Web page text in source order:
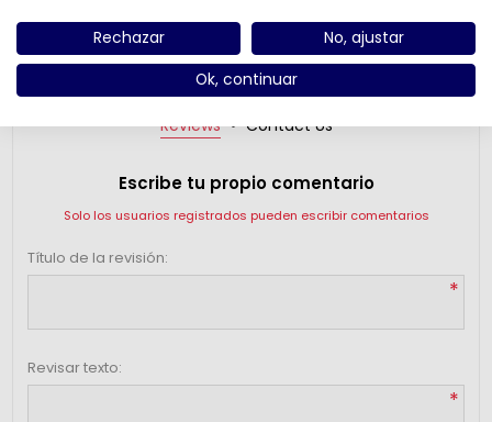
Reviews Contact Us
Escribe tu propio comentario
Solo los usuarios registrados pueden escribir comentarios
Título de la revisión:
*
Revisar texto:
*
Rechazar
No, ajustar
Ok, continuar